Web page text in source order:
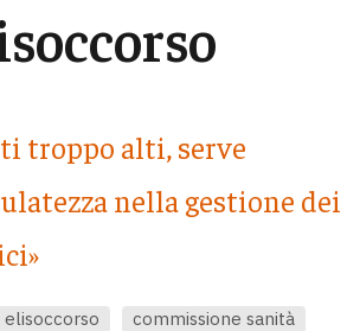
troppo alti, serve
nella gestione dei
elisoccorso
commissione sanità